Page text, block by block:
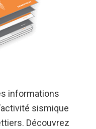
informations
sismique
Découvrez